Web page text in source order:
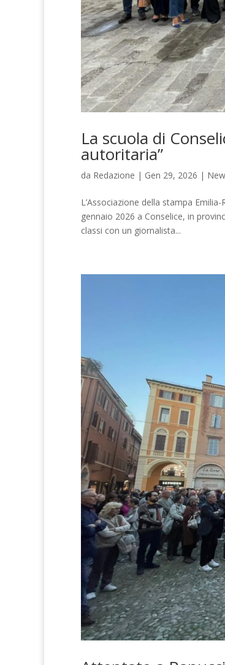
La scuola di
autoritaria”
da Redazione | Gen 29, 2026 |
L’Associazione della stampa
gennaio 2026 a Conselice, in
classi con un giornalista...